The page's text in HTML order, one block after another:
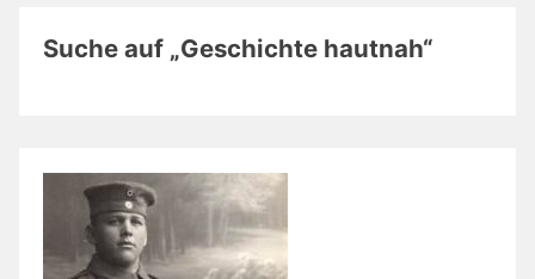
Suche auf „Geschichte hautnah“